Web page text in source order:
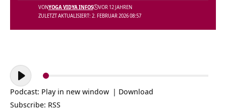
ZULETZT AKTUALISIERT: 2. FEBRUAR 2026 08:57
VONYOGA VIDYA INFOS VOR 12 JAHREN
Audio-
Player
Podcast: Play in new window | Download
Subscribe: RSS